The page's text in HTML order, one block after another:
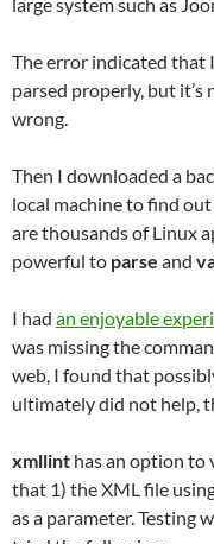
The error indicated that
parsed properly, but
wrong.
Then I downloaded a
local machine to find
are thousands of Linux
powerful to parse and
I had an enjoyable
was missing the
web, I found that
ultimately did not help,
xmllint has an option to
that 1) the XML file
as a parameter. Testing